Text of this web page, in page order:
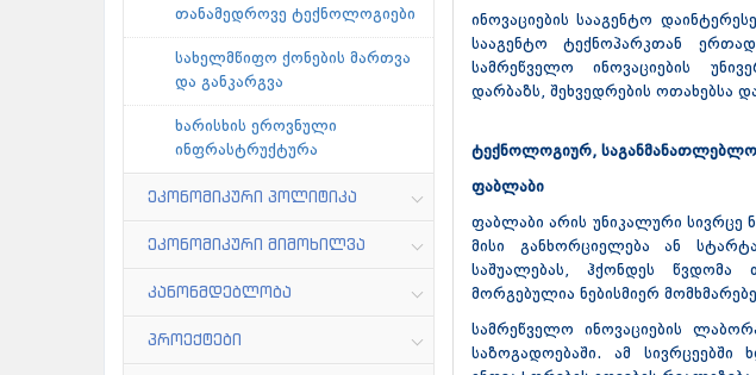
თანამედროვე ტექნოლოგიები
სახელმწიფო ქონების მართვა
და განკარგვა
ხარისხის ეროვნული
ინფრასტრუქტურა
ეკონომიკური პოლიტიკა
ეკონომიკური მიმოხილვა
კანონმდებლობა
პროექტები
ინოვაციების სააგენტო
სააგენტო ტექნოპარკთან
სამრეწველო ინოვაციების
დარბაზს, შეხვედრების ოთახებსა
ტექნოლოგიურ,
ფაბლაბი
ფაბლაბი არის უნიკალური სივრცე
მისი განხორციელება ან
საშუალებას, ჰქონდეს წვდომა
მორგებულია ნებისმიერ
სამრეწველო ინოვაციების
საზოგადოებაში. ამ